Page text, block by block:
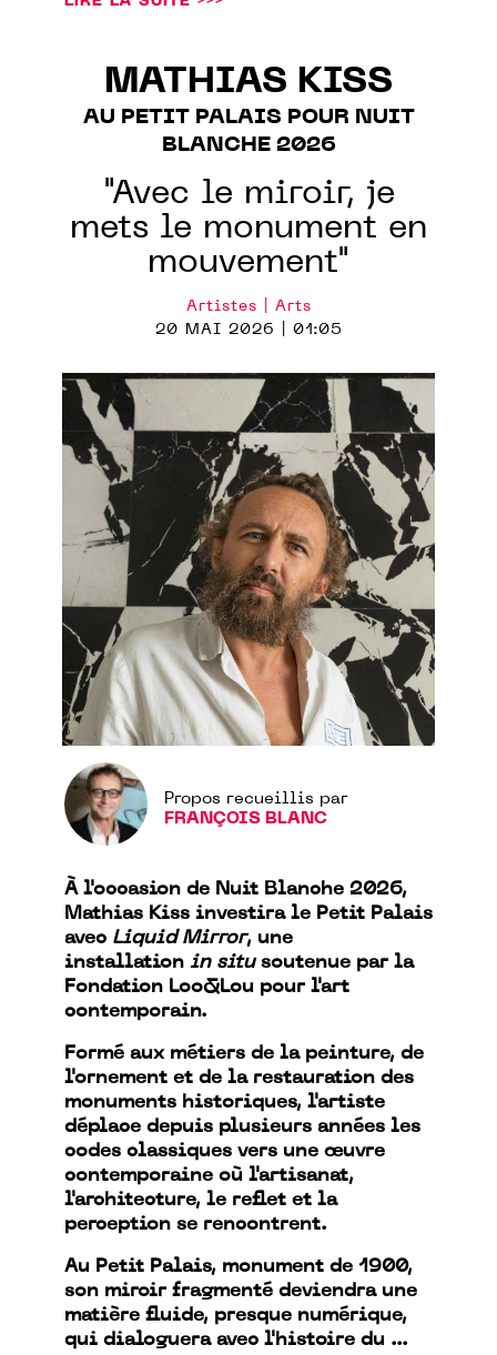
MATHIAS KISS
AU PETIT PALAIS POUR NUIT
BLANCHE 2026
"Avec le miroir, je
mets le monument en
mouvement"
Artistes | Arts
20 MAI 2026 | 01:05
Propos recueillis par
FRANÇOIS BLANC
À l'occasion de Nuit Blanche 2026,
Mathias Kiss investira le Petit Palais
avec Liquid Mirror, une
installation in situsoutenue par la
Fondation Loo&Lou pour l'art
contemporain.
Formé aux métiers de la peinture, de
l'ornement et de la restauration des
monuments historiques, l'artiste
déplace depuis plusieurs années les
codes classiques vers une œuvre
contemporaine où l'artisanat,
l'architecture, le reflet et la
perception se rencontrent.
Au Petit Palais, monument de 1900,
son miroir fragmenté deviendra une
matière fluide, presque numérique,
qui dialoguera avec l'histoire du ...